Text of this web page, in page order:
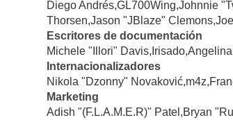
Diego Andrés,GL700Wing,Johnnie
Thorsen,Jason "JBlaze"
Escritores de documentación
Michele "Illori"
Internacionalizadores
Nikola "Dzonny"
Marketing
Adish "(F.L.A.M.E.R)" Patel,Bryan